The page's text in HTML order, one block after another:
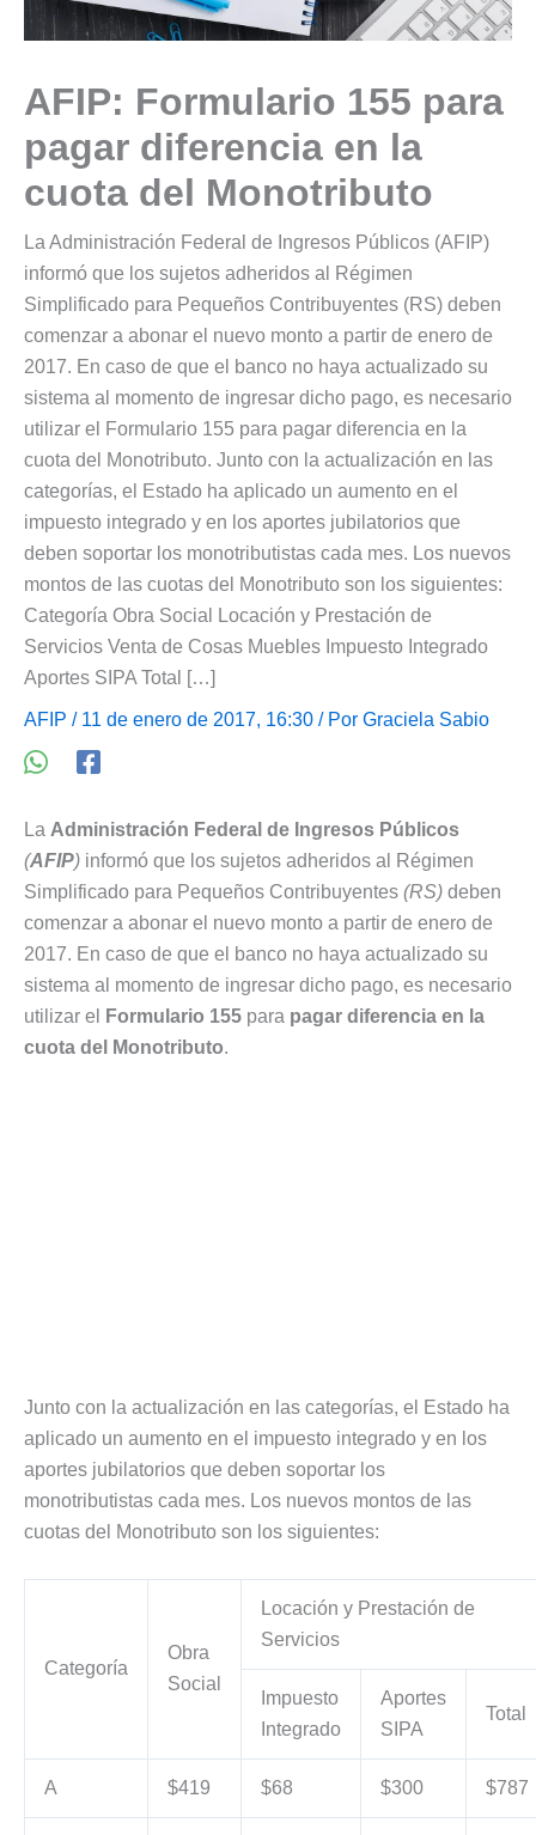
AFIP: Formulario 155 para
pagar diferencia en la
cuota del Monotributo
La Administración Federal de Ingresos Públicos (AFIP)
informó que los sujetos adheridos al Régimen
Simplificado para Pequeños Contribuyentes (RS) deben
comenzar a abonar el nuevo monto a partir de enero de
2017. En caso de que el banco no haya actualizado su
sistema al momento de ingresar dicho pago, es necesario
utilizar el Formulario 155 para pagar diferencia en la
cuota del Monotributo. Junto con la actualización en las
categorías, el Estado ha aplicado un aumento en el
impuesto integrado y en los aportes jubilatorios que
deben soportar los monotributistas cada mes. Los nuevos
montos de las cuotas del Monotributo son los siguientes:
Categoría Obra Social Locación y Prestación de
Servicios Venta de Cosas Muebles Impuesto Integrado
Aportes SIPA Total […]
AFIP / 11 de enero de 2017, 16:30 / Por Graciela Sabio
La Administración Federal de Ingresos Públicos
(AFIP) informó que los sujetos adheridos al Régimen
Simplificado para Pequeños Contribuyentes (RS) deben
comenzar a abonar el nuevo monto a partir de enero de
2017. En caso de que el banco no haya actualizado su
sistema al momento de ingresar dicho pago, es necesario
utilizar el
Formulario 155 para pagar diferencia en la
cuota del Monotributo.
Junto con la actualización en las categorías, el Estado ha
aplicado un aumento en el impuesto integrado y en los
aportes jubilatorios que deben soportar los
monotributistas cada mes. Los nuevos montos de las
cuotas del Monotributo son los siguientes:
Categoría
Obra
Social
Locación y Prestación de
Servicios
Impuesto
Integrado
Aportes
SIPA
Total
A $419 $68 $300 $787